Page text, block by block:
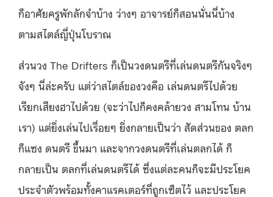
ก็อาศัยครูพักลักจำบ้าง ว่างๆ อาจารย์ก็สอนนั่นนี่บ้าง
ตามสไตล์ญี่ปุ่นโบราณ
ส่วนวง The Drifters ก็เป็นวงดนตรีที่เล่นดนตรีกันจริงๆ
จังๆ นี่ล่ะครับ แต่ว่าสไตล์ของวงคือ เล่นดนตรีไปด้วย
เรียกเสียงฮาไปด้วย (จะว่าไปก็คงคล้ายวง สามโทน บ้าน
เรา) แต่ยิ่งเล่นไปเรื่อยๆ ยิ่งกลายเป็นว่า สัดส่วนของ ตลก
ก็แซง ดนตรี ขึ้นมา และจากวงดนตรีที่เล่นตลกได้ ก็
กลายเป็น ตลกที่เล่นดนตรีได้ ซึ่งแต่ละคนก็จะมีประโยค
ประจำตัวพร้อมทั้งคาแรคเตอร์ที่ถูกเซ็ตไว้ และประโยค